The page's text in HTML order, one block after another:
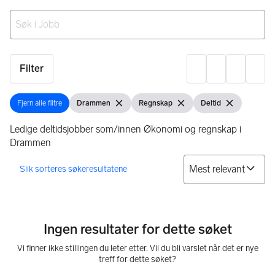
Filter
Fjern alle filtre
Fjern alle filtre Vis filter
Drammen Fjern filterVis filter
Regnskap Fjern filterVis filter
Deltid Fjern filter
Ledige deltidsjobber som/innen Økonomi og regnskap i
Drammen
Ingen resultater for dette søket
Vi finner ikke stillingen du leter etter. Vil du bli varslet når det er nye
treff for dette søket?